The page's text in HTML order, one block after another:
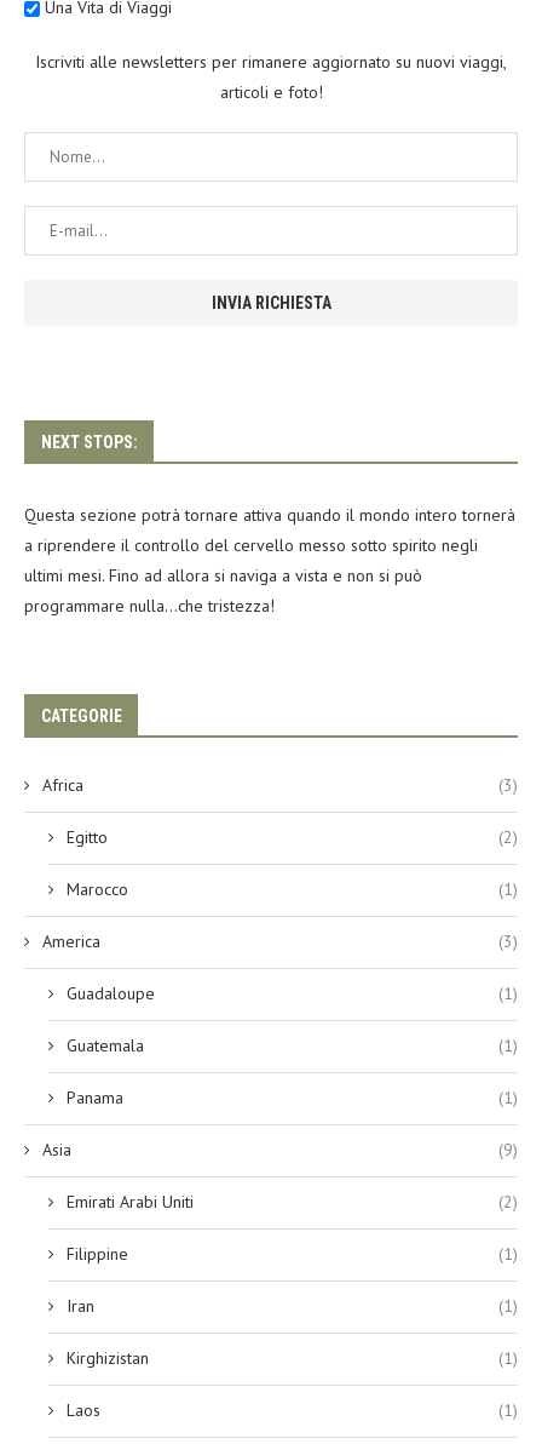
Una Vita di Viaggi
Iscriviti alle newsletters per rimanere aggiornato su nuovi viaggi,
articoli e foto!
NEXT STOPS:
Questa sezione potrà tornare attiva quando il mondo intero tornerà
a riprendere il controllo del cervello messo sotto spirito negli
ultimi mesi. Fino ad allora si naviga a vista e non si può
programmare nulla…che tristezza!
CATEGORIE
Africa (3)
Egitto (2)
Marocco (1)
America (3)
Guadaloupe (1)
Guatemala (1)
Panama (1)
Asia (9)
Emirati Arabi Uniti (2)
Filippine (1)
Iran (1)
Kirghizistan (1)
Laos (1)